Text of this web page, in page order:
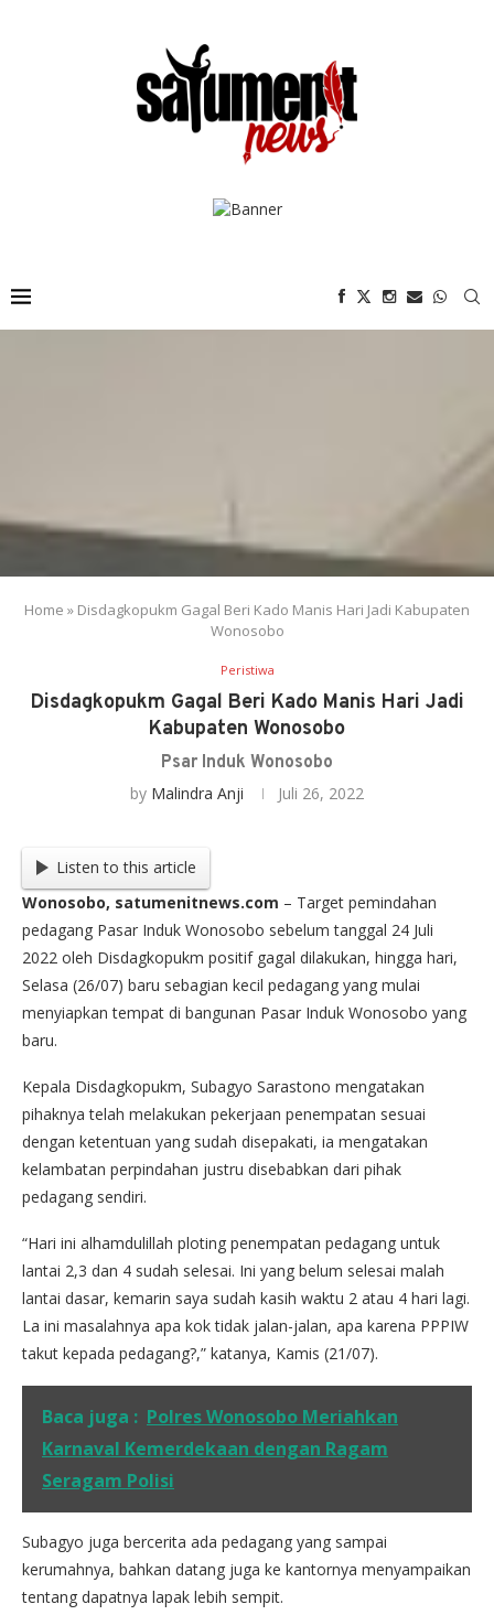
Home » Disdagkopukm Gagal Beri Kado Manis Hari Jadi Kabupaten
Wonosobo
Peristiwa
Disdagkopukm Gagal Beri Kado Manis Hari Jadi
Kabupaten Wonosobo
Psar Induk Wonosobo
by Malindra Anji Juli 26, 2022
Listen to this article
Wonosobo, satumenitnews.com – Target pemindahan
pedagang Pasar Induk Wonosobo sebelum tanggal 24 Juli
2022 oleh Disdagkopukm positif gagal dilakukan, hingga hari,
Selasa (26/07) baru sebagian kecil pedagang yang mulai
menyiapkan tempat di bangunan Pasar Induk Wonosobo yang
baru.
Kepala Disdagkopukm, Subagyo Sarastono mengatakan
pihaknya telah melakukan pekerjaan penempatan sesuai
dengan ketentuan yang sudah disepakati, ia mengatakan
kelambatan perpindahan justru disebabkan dari pihak
pedagang sendiri.
“Hari ini alhamdulillah ploting penempatan pedagang untuk
lantai 2,3 dan 4 sudah selesai. Ini yang belum selesai malah
lantai dasar, kemarin saya sudah kasih waktu 2 atau 4 hari lagi.
La ini masalahnya apa kok tidak jalan-jalan, apa karena PPPIW
takut kepada pedagang?,” katanya, Kamis (21/07).
Baca juga : Polres Wonosobo Meriahkan
Karnaval Kemerdekaan dengan Ragam
Seragam Polisi
Subagyo juga bercerita ada pedagang yang sampai
kerumahnya, bahkan datang juga ke kantornya menyampaikan
tentang dapatnya lapak lebih sempit.